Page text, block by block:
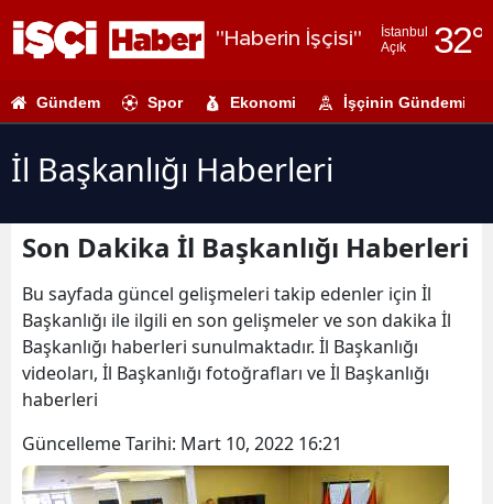
"Haberin İşçisi"
İstanbul
Açık
32°
Adıyaman
Amasya
Ankara
Antalya
Artvin
Balıkesir
Gündem Spor Ekonomi İşçinin Gündemi
İl Başkanlığı Haberleri
Son Dakika İl Başkanlığı Haberleri
Bu sayfada güncel gelişmeleri takip edenler için İl
Başkanlığı ile ilgili en son gelişmeler ve son dakika İl
Başkanlığı haberleri sunulmaktadır. İl Başkanlığı
videoları, İl Başkanlığı fotoğrafları ve İl Başkanlığı
haberleri
Güncelleme Tarihi: Mart 10, 2022 16:21